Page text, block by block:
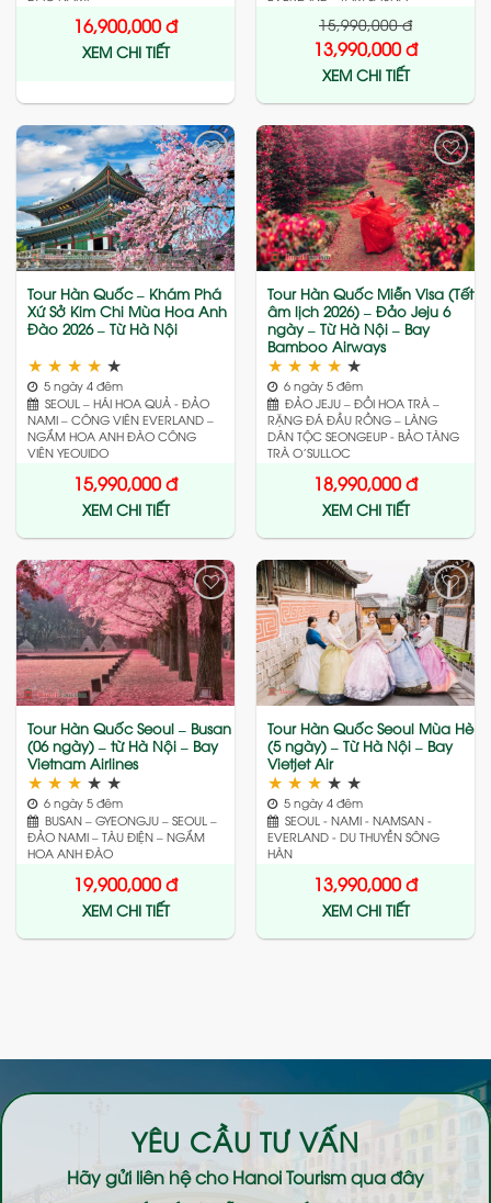
16,900,000đ
XEM CHI TIẾT
15,990,000đ
13,990,000đ
XEM CHI TIẾT
Add
to
wishlist
Tour Hàn Quốc – Khám Phá
Xứ Sở Kim Chi Mùa Hoa Anh
Đào 2026 – Từ Hà Nội
★ ★ ★ ★ ★
5 ngày 4 đêm
SEOUL – HÁI HOA QUẢ - ĐẢO
NAMI – CÔNG VIÊN EVERLAND –
NGẮM HOA ANH ĐÀO CÔNG
VIÊN YEOUIDO
15,990,000đ
XEM CHI TIẾT
Add
to
wishlist
Tour Hàn Quốc Miễn Visa (Tết
âm lịch 2026) – Đảo Jeju 6
ngày – Từ Hà Nội – Bay
Bamboo Airways
★ ★ ★ ★ ★
6 ngày 5 đêm
ĐẢO JEJU – ĐỒI HOA TRÀ –
RẶNG ĐÁ ĐẦU RỒNG – LÀNG
DÂN TỘC SEONGEUP - BẢO TÀNG
TRÀ O’SULLOC
18,990,000đ
XEM CHI TIẾT
Add
to
wishlist
Tour Hàn Quốc Seoul – Busan
(06 ngày) – từ Hà Nội – Bay
Vietnam Airlines
★ ★ ★ ★ ★
6 ngày 5 đêm
BUSAN – GYEONGJU – SEOUL –
ĐẢO NAMI – TÀU ĐIỆN – NGẮM
HOA ANH ĐÀO
19,900,000đ
XEM CHI TIẾT
Add
to
wishlist
Tour Hàn Quốc Seoul Mùa Hè
(5 ngày) – Từ Hà Nội – Bay
Vietjet Air
★ ★ ★ ★ ★
5 ngày 4 đêm
SEOUL - NAMI - NAMSAN -
EVERLAND - DU THUYỀN SÔNG
HÀN
13,990,000đ
XEM CHI TIẾT
YÊU CẦU TƯ VẤN
Hãy gửi liên hệ choHanoi Tourismqua đây